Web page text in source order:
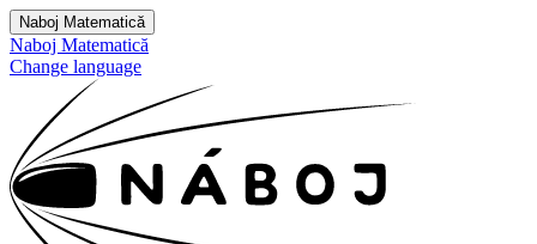
Naboj Matematică
Naboj Matematică
Change language